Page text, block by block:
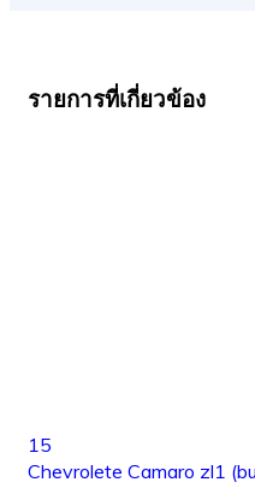
รายการที่เกี่ยวข้อง
15
Chevrolete Camaro zl1